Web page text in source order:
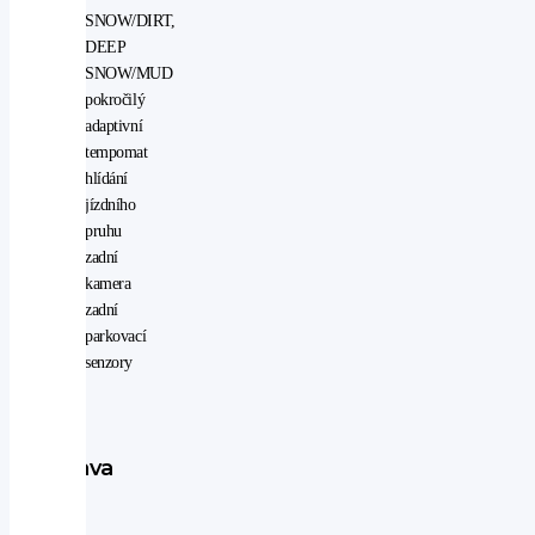
SNOW/DIRT,
DEEP
SNOW/MUD
pokročilý
adaptivní
tempomat
hlídání
jízdního
pruhu
zadní
kamera
zadní
parkovací
senzory
Výbava